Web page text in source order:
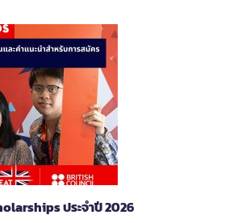
ประจำปี 2026